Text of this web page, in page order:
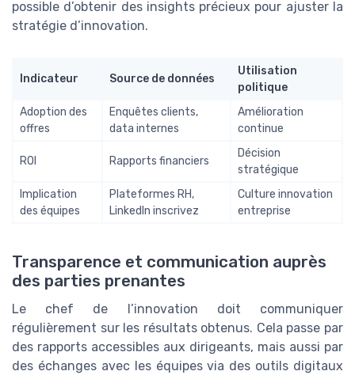
possible d’obtenir des insights précieux pour ajuster la
stratégie d’innovation.
Indicateur Source de données
Utilisation
politique
Adoption des
offres
Enquêtes clients,
data internes
Amélioration
continue
ROI Rapports financiers
Décision
stratégique
Implication
des équipes
Plateformes RH,
LinkedIn inscrivez
Culture innovation
entreprise
Transparence et communication auprès
des parties prenantes
Le chef de l’innovation doit communiquer
régulièrement sur les résultats obtenus. Cela passe par
des rapports accessibles aux dirigeants, mais aussi par
des échanges avec les équipes via des outils digitaux